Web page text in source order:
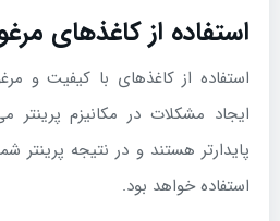
استفاده از کاغذهای
استفاده از کاغذهای با کیفیت و
ایجاد مشکلات در مکانیزم
پایدارتر هستند و در نتیجه پرینتر
استفاده خواهد بود.